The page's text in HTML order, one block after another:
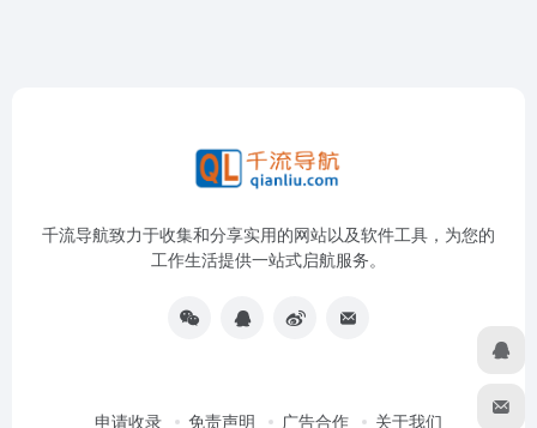
千流导航致力于收集和分享实用的网站以及软件工具，为您的
工作生活提供一站式启航服务。
申请收录 免责声明 广告合作 关于我们